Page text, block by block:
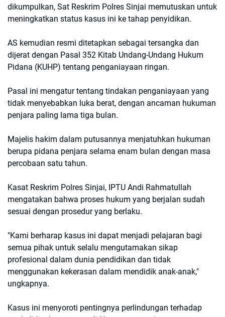
dikumpulkan, Sat Reskrim Polres Sinjai memutuskan untuk
meningkatkan status kasus ini ke tahap penyidikan.
AS kemudian resmi ditetapkan sebagai tersangka dan
dijerat dengan Pasal 352 Kitab Undang-Undang Hukum
Pidana (KUHP) tentang penganiayaan ringan.
Pasal ini mengatur tentang tindakan penganiayaan yang
tidak menyebabkan luka berat, dengan ancaman hukuman
penjara paling lama tiga bulan.
Majelis hakim dalam putusannya menjatuhkan hukuman
berupa pidana penjara selama enam bulan dengan masa
percobaan satu tahun.
Kasat Reskrim Polres Sinjai, IPTU Andi Rahmatullah
mengatakan bahwa proses hukum yang berjalan sudah
sesuai dengan prosedur yang berlaku.
"Kami berharap kasus ini dapat menjadi pelajaran bagi
semua pihak untuk selalu mengutamakan sikap
profesional dalam dunia pendidikan dan tidak
menggunakan kekerasan dalam mendidik anak-anak,"
ungkapnya.
Kasus ini menyoroti pentingnya perlindungan terhadap